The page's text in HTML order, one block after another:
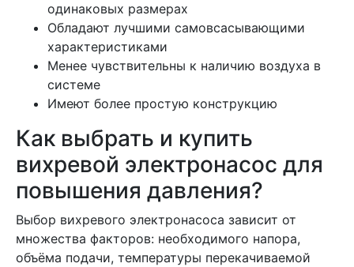
одинаковых размерах
Обладают лучшими самовсасывающими
характеристиками
Менее чувствительны к наличию воздуха в
системе
Имеют более простую конструкцию
Как выбрать и купить
вихревой электронасос для
повышения давления?
Выбор вихревого электронасоса зависит от
множества факторов: необходимого напора,
объёма подачи, температуры перекачиваемой